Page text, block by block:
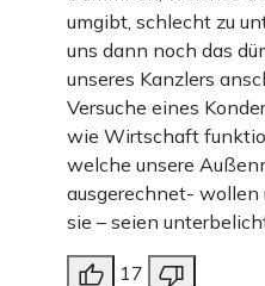
umgibt, schlecht zu
uns dann noch das
unseres Kanzlers
Versuche eines
wie Wirtschaft
welche unsere
ausgerechnet- wollen
sie – seien
17